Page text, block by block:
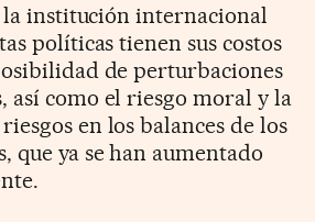
la institución internacional
políticas tienen sus costos
de perturbaciones
así como el riesgo moral y la
en los balances de los
que ya se han aumentado